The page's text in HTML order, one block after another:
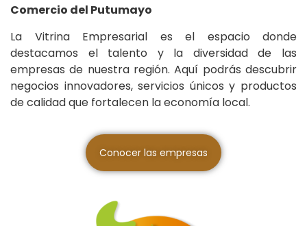
Comercio del Putumayo
La Vitrina Empresarial es el espacio donde
destacamos el talento y la diversidad de las
empresas de nuestra región. Aquí podrás descubrir
negocios innovadores, servicios únicos y productos
de calidad que fortalecen la economía local.
Conocer las empresas